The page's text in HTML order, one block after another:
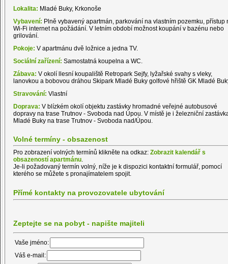
Lokalita: Mladé Buky, Krkonoše
Vybavení: Plně vybavený apartmán, parkování na vlastním pozemku, přístup
Wi-Fi internet na požádání. V letním období možnost koupání v bazénu nebo
grilování.
Pokoje: V apartmánu dvě ložnice a jedna TV.
Sociální zařízení: Samostatná koupelna a WC.
Zábava: V okolí llesní koupaliště Retropark Sejfy, lyžařské svahy s vleky,
lanovkou a bobovou dráhou Skipark Mladé Buky golfové hřiště GK Mladé
Stravování: Vlastní
Doprava: V blízkém okolí objektu zastávky hromadné veřejné autobusové
dopravy na trase Trutnov - Svoboda nad Úpou. V místě je i železniční
Mladé Buky na trase Trutnov - Svoboda nad/Úpou.
Volné termíny - obsazenost
Pro zobrazení volných termínů klikněte na odkaz: Zobrazit kalendář s
obsazeností apartmánu.
Je-li požadovaný termín volný, níže je k dispozici kontaktní formulář, pomocí
kterého se můžete s pronajímatelem spojit.
Přímé kontakty na provozovatele ubytování
Zeptejte se na pobyt - napište majiteli
Vaše jméno:
Váš e-mail: